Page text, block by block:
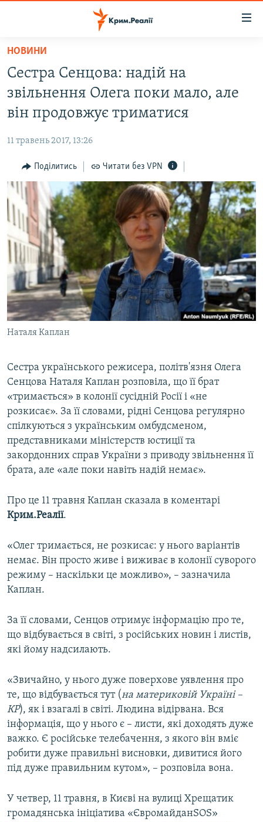
Перейти
основного
матеріалу
Перейти
до
основної
навігації
Перейти
до
пошуку
ВОДА.КРИМ
ВІДЕО ТА ФОТО
БЛОГИ
ПОГЛЯД
ІНТЕРВ'Ю
ВСЕ ЗА ДЕНЬ
СПЕЦПРОЕКТИ
ДЕПОРТАЦІЯ
ВІДЕОУРОКИ «ELIFBE»
СВІДЧЕННЯ ОКУПАЦІЇ
УКРАЇНСЬКА ПРОБЛЕМА КРИМУ
ІНФОГРАФІКА
ЯК ОБІЙТИ БЛОКУВАННЯ
Русский
Qırımtatar
ДОЛУЧАЙСЯ!
НОВИНИ
Сестра Сенцова: надій на
звільнення Олега поки мало, але
він продовжує триматися
11 травень 2017, 13:26
Поділитись Читати без VPN
Наталя Каплан
Сестра українського режисера, політв'язня Олега
Сенцова Наталя Каплан розповіла, що її брат
«тримається» в колонії сусідній Росії і «не
розкисає». За її словами, рідні Сенцова регулярно
спілкуються з українським омбудсменом,
представниками міністерств юстиції та
закордонних справ України з приводу звільнення її
брата, але «але поки навіть надій немає».
Про це 11 травня Каплан сказала в коментарі
Крим.Реалії.
«Олег тримається, не розкисає: у нього варіантів
немає. Він просто живе і виживає в колонії суворого
режиму – наскільки це можливо», – зазначила
Каплан.
За її словами, Сенцов отримує інформацію про те,
що відбувається в світі, з російських новин і листів,
які йому надсилають.
«Звичайно, у нього дуже поверхове уявлення про
те, що відбувається тут (на материковій Україні –
КР), як і взагалі в світі. Людина відірвана. Вся
інформація, що у нього є – листи, які доходять дуже
важко. Є російське телебачення, з якого він вміє
робити дуже правильні висновки, дивитися його
під дуже правильним кутом», – розповіла вона.
У четвер, 11 травня, в Києві на вулиці Хрещатик
громадянська ініціатива «ЄвромайданSOS»